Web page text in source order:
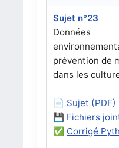
Sujet n°23
Données
prévention de
dans les
📄 Sujet (PDF)
💾 Fichiers
✅ Corrigé